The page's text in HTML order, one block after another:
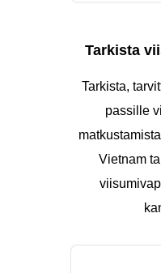
Tarkista
Tarkista,
passille
Vietnam